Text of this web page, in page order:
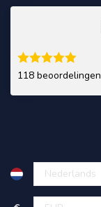
118 beoordelingen